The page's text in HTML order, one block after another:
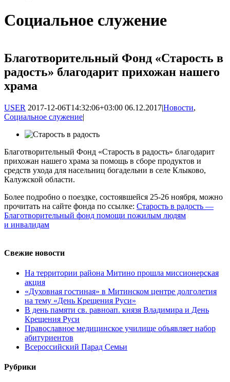
Социальное служение
Благотворительный Фонд «Старость в
радость» благодарит прихожан нашего
храма
USER 2017-12-06T14:32:06+03:00 06.12.2017|Новости,
Социальное служение|
Благотворительный Фонд «Старость в радость» благодарит
прихожан нашего храма за помощь в сборе продуктов и
средств ухода для насельниц богадельни в селе Клыково,
Калужской области.
Более подробно о поездке, состоявшейся 25-26 ноября, можно
прочитать на сайте фонда по ссылке: Старость в радость —
Благотворительный фонд помощи пожилым людям
и инвалидам
Свежие новости
На территории района Митино прошла миссионерская
акция
«Духовная гостиная» в Митинском центре долголетия
на тему «День Крещения Руси»
В день памяти св. равноап. князя Владимира и День
Крещения Руси
Православное медицинское училище объявляет набор
абитуриентов
Всероссийский Парад Семьи
Рубрики